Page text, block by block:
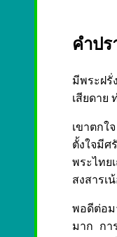
คำปร
มีพระฝ
เสียดาย
เขาตกใ
ตั้งใจมี
พระไทย
สงสารเ
พอดีต่อม
มาก กา